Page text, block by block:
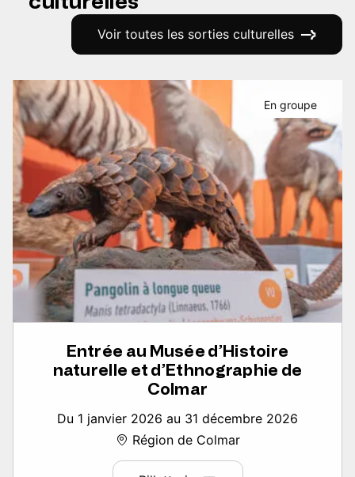
Voir toutes les sorties culturelles
Entrée au Musée d’Histoire
naturelle et d’Ethnographie de
Colmar
Du 1 janvier 2026 au 31 décembre 2026
Région de Colmar
En groupe